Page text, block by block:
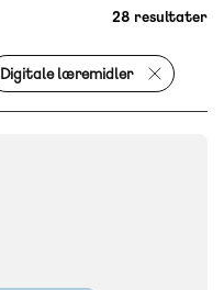
Digitale læremidler
28 resultater